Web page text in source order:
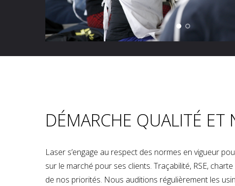
DÉMARCHE QUALITÉ ET
Laser s’engage au respect des normes en vigueur
sur le marché pour ses clients. Traçabilité, RSE,
de nos priorités. Nous auditions régulièrement les